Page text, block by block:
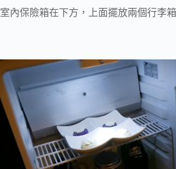
室內保險箱在下方，上面擺放兩個行李